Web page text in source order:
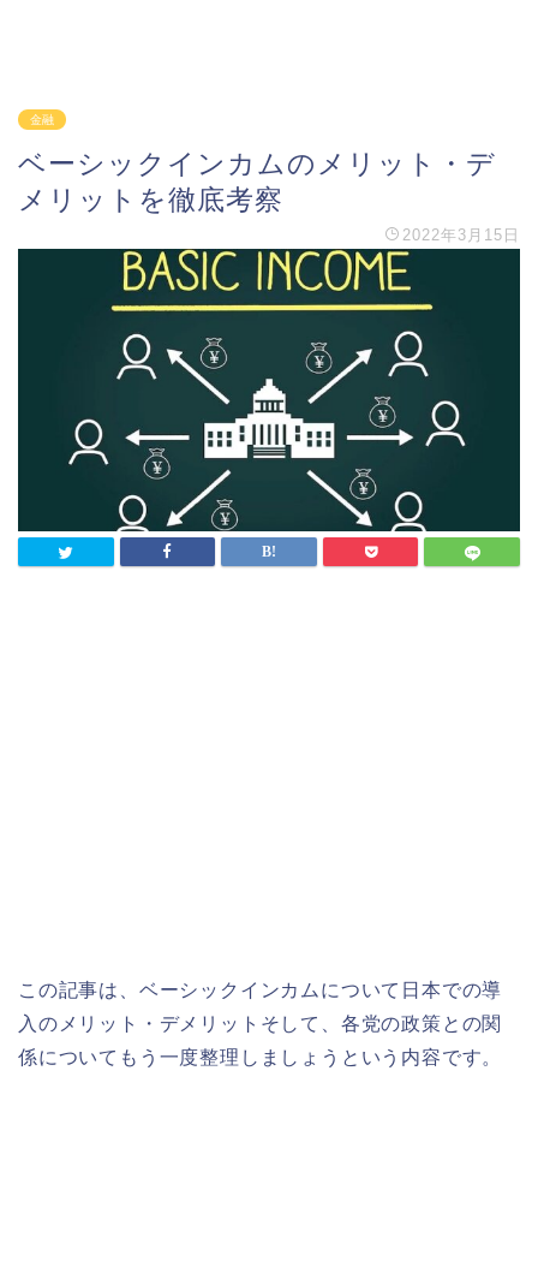
金融
ベーシックインカムのメリット・デ
メリットを徹底考察
2022年3月15日
この記事は、ベーシックインカムについて日本での導
入のメリット・デメリットそして、各党の政策との関
係についてもう一度整理しましょうという内容です。